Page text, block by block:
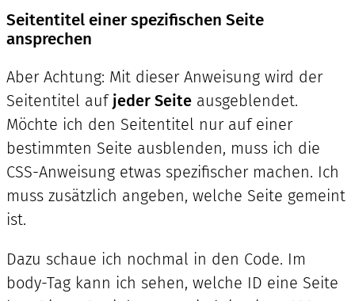
Seitentitel einer spezifischen Seite
ansprechen
Aber Achtung: Mit dieser Anweisung wird der
Seitentitel auf jeder Seite ausgeblendet.
Möchte ich den Seitentitel nur auf einer
bestimmten Seite ausblenden, muss ich die
CSS-Anweisung etwas spezifischer machen. Ich
muss zusätzlich angeben, welche Seite gemeint
ist.
Dazu schaue ich nochmal in den Code. Im
body-Tag kann ich sehen, welche ID eine Seite